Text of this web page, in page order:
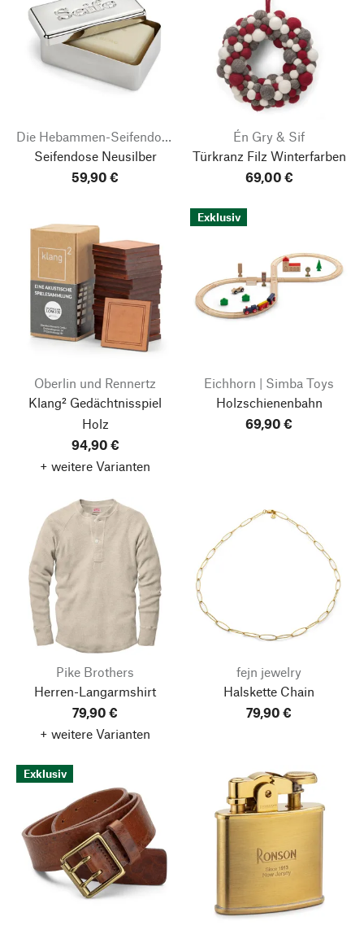
Die Hebammen-Seifendose
Seifendose Neusilber
59,90 €
Én Gry & Sif
Türkranz Filz Winterfarben
69,00 €
Oberlin und Rennertz
Klang² Gedächtnisspiel
Holz
94,90 €
+ weitere Varianten
Exklusiv
Eichhorn | Simba Toys
Holzschienenbahn
69,90 €
Pike Brothers
Herren-Langarmshirt
79,90 €
+ weitere Varianten
fejn jewelry
Halskette Chain
79,90 €
Exklusiv